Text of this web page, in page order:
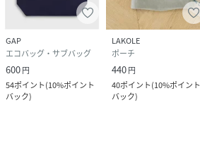
GAP
エコバッグ・サブバッグ
600円
54ポイント(10%ポイント
バック)
LAKOLE
ポーチ
440円
40ポイント(10%ポイント
バック)